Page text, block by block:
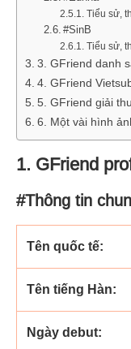
Tiểu sử,
#SinB
Tiểu sử,
3. GFriend danh
4. GFriend
5. GFriend giải
6. Một vài hình
1. GFriend
#Thông tin
Tên quốc tế:
Tên tiếng Hàn:
Ngày debut: